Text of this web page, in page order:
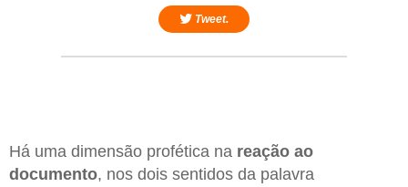
Tweet.
Há uma dimensão profética na reação ao
documento, nos dois sentidos da palavra